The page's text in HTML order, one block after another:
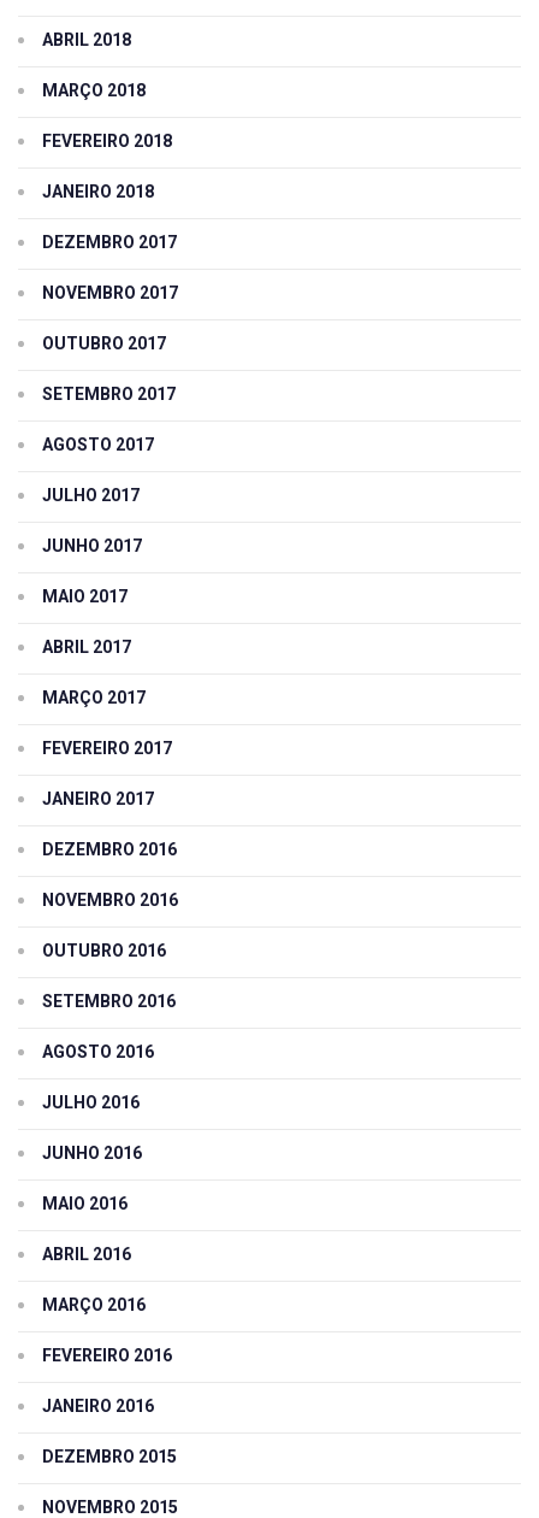
ABRIL 2018
MARÇO 2018
FEVEREIRO 2018
JANEIRO 2018
DEZEMBRO 2017
NOVEMBRO 2017
OUTUBRO 2017
SETEMBRO 2017
AGOSTO 2017
JULHO 2017
JUNHO 2017
MAIO 2017
ABRIL 2017
MARÇO 2017
FEVEREIRO 2017
JANEIRO 2017
DEZEMBRO 2016
NOVEMBRO 2016
OUTUBRO 2016
SETEMBRO 2016
AGOSTO 2016
JULHO 2016
JUNHO 2016
MAIO 2016
ABRIL 2016
MARÇO 2016
FEVEREIRO 2016
JANEIRO 2016
DEZEMBRO 2015
NOVEMBRO 2015